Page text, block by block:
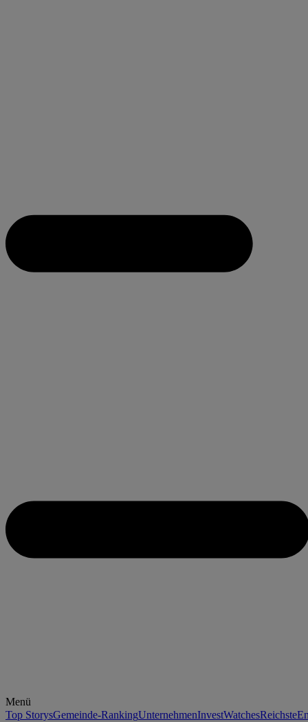
Menü
Top StorysGemeinde-RankingUnternehmenInvestWatchesReichste